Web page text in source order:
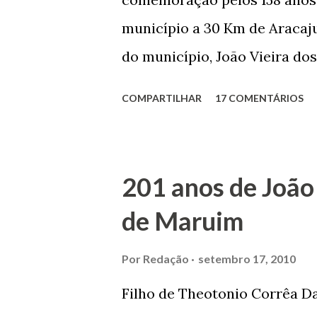
município a 30 Km de
do município, João Vieira
se dedicar aos estudos, e
primeiro plano para auxiliar
garçon, dono de bar, de
COMPARTILHAR 17 COMENTÁRIOS
201 anos de
de Maruim
Por Redação setembro 17, 2010
Filho de Theotonio Corrêa